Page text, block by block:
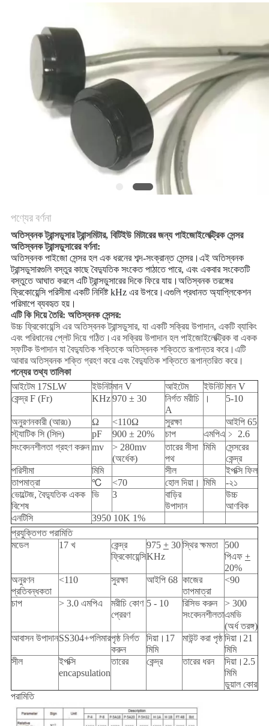
আবেদন
PRIVACY
পণ্যের বর্ণনা
অতিস্বনক ট্রান্সডুসার ট্রান্সমিটার, বিটিইউ মিটারের জন্য পাইজোইলেক্ট্রিক সেন্সর
অতিস্বনক ট্রান্সডুসারের বর্ণনা:
অতিস্বনক পাইজো সেন্সর হল এক ধরনের শব্দ-সংক্রান্ত সেন্সর।এই অতিস্বনক
ট্রান্সডুসারগুলি বস্তুর কাছে বৈদ্যুতিক সংকেত পাঠাতে পারে, এবং একবার সংকেতটি
বস্তুতে আঘাত করলে এটি ট্রান্সডুসারের দিকে ফিরে যায়।অতিস্বনক তরঙ্গের
ফ্রিকোয়েন্সি পরিসীমা একটি নির্দিষ্ট kHz এর উপরে।এগুলি প্রধানত অ্যাপ্লিকেশন
পরিমাপে ব্যবহৃত হয়।
এটি কি দিয়ে তৈরি: অতিস্বনক সেন্সর:
উচ্চ ফ্রিকোয়েন্সি এর অতিস্বনক ট্রান্সডুসার, যা একটি সক্রিয় উপাদান, একটি ব্যাকিং
এবং পরিধানের প্লেট দিয়ে গঠিত।এর সক্রিয় উপাদান হল পাইজোইলেক্ট্রিক বা একক
স্ফটিক উপাদান যা বৈদ্যুতিক শক্তিকে অতিস্বনক শক্তিতে রূপান্তর করে।এটি
আবার অতিস্বনক শক্তি গ্রহণ করে এবং বৈদ্যুতিক শক্তিতে রূপান্তরিত করে।
পন্যের তথ্য তালিকা
আইটেম 17SLW
ইউনিটমান V আইটেম ইউনিট মান V
কেন্দ্র F (Fr)
KHz970 ± 30
নির্গত মরীচি
A
। 5-10
অনুরণনকারী (আর0) Ω <110Ω সুরক্ষা
আইপি 65
স্ট্যাটিক সি (সিপি) pF 900 ± 20% চাপ এমপিএ ﹥ 2.6
সংবেদনশীলতা গ্রহণ করুন mv
> 280mv
(অর্ধেক)
তারের সীসা
পথ
মিমি
সেন্সরের
কেন্দ্র
পরিসীমা
মিমি সীল
ইপক্সি ফিল
তাপমাত্রা
℃ <70 হোল দিয়া। মিমি
-২১
ভোল্টেজ, বৈদ্যুতিক একক
বিশেষ
ভি 3
বাড়ির
উপাদান
উচ্চ
আণবিক
এনটিসি
3950 10K 1%
প্রযুক্তিগত পরামিতি
মডেল
17 খ
কেন্দ্র
ফ্রিকোয়েন্সি
975 +30
KHz
স্থির ক্ষমতা
500
পিএফ +
20%
অনুরণন
প্রতিবন্ধকতা
<110 সুরক্ষা আইপি 68 কাজের
তাপমাত্রা
<90
চাপ > 3.0 এমপিএ
মরীচি কোণ
প্রেরণ
5 - 10
রিসিভ করুন
সংবেদনশীলতা
> 300
এমভি
(অর্ধ তরঙ্গ)
আবাসন উপাদানSS304+পলিমারপৃষ্ঠ নির্গত
করুন
দিয়া।17
মিমি
মাউন্ট করা পৃষ্ঠদিয়া।21
মিমি
সীল
ইপক্সি
encapsulation
তারের কেন্দ্র তারের ধরন
দিয়া।2.5
মিমি
ডুয়াল কোর
পরামিতি